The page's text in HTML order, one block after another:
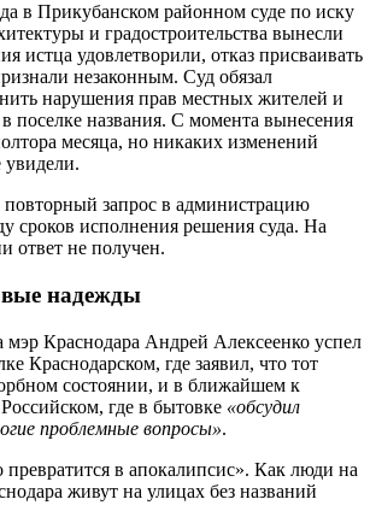
в Прикубанском районном суде по иску
и градостроительства вынесли
истца удовлетворили, отказ присваивать
незаконным. Суд обязал
нарушения прав местных жителей и
поселке названия. С момента вынесения
месяца, но никаких изменений
увидели.
запрос в администрацию
сроков исполнения решения суда. На
ответ не получен.
надежды
мэр Краснодара Андрей Алексеенко успел
Краснодарском, где заявил, что тот
состоянии, и в ближайшем к
где в бытовке «обсудил
проблемные вопросы».